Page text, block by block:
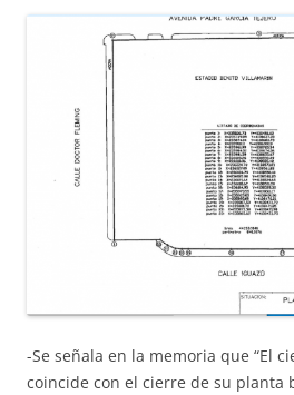
-Se señala en la memoria que “El
coincide con el cierre de su planta